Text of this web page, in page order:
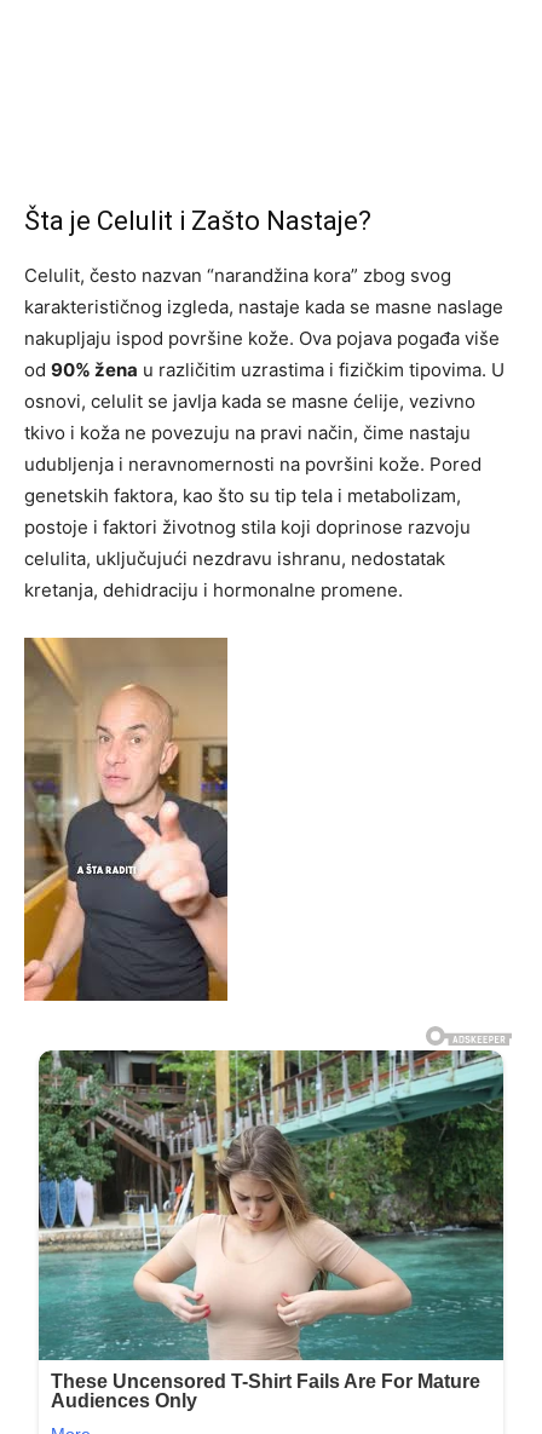
Šta je Celulit i Zašto Nastaje?
Celulit, često nazvan “narandžina kora” zbog svog
karakterističnog izgleda, nastaje kada se masne naslage
nakupljaju ispod površine kože. Ova pojava pogađa više
od 90% žena u različitim uzrastima i fizičkim tipovima. U
osnovi, celulit se javlja kada se masne ćelije, vezivno
tkivo i koža ne povezuju na pravi način, čime nastaju
udubljenja i neravnomernosti na površini kože. Pored
genetskih faktora, kao što su tip tela i metabolizam,
postoje i faktori životnog stila koji doprinose razvoju
celulita, uključujući nezdravu ishranu, nedostatak
kretanja, dehidraciju i hormonalne promene.